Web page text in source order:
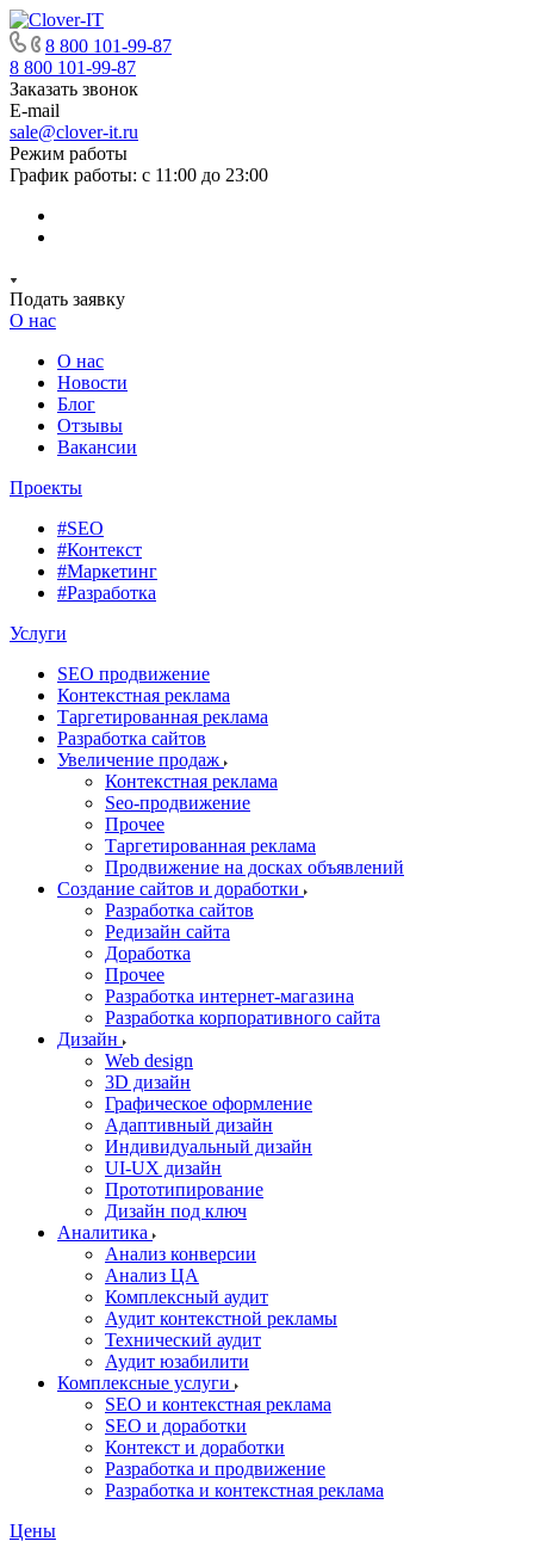
8 800 101-99-87
8 800 101-99-87
Заказать звонок
E-mail
sale@clover-it.ru
Режим работы
График работы: с 11:00 до 23:00
Подать заявку
О нас
О нас
Новости
Блог
Отзывы
Вакансии
Проекты
#SEO
#Контекст
#Маркетинг
#Разработка
Услуги
SEO продвижение
Контекстная реклама
Таргетированная реклама
Разработка сайтов
Увеличение продаж
Контекстная реклама
Seo-продвижение
Прочее
Таргетированная реклама
Продвижение на досках объявлений
Создание сайтов и доработки
Разработка сайтов
Редизайн сайта
Доработка
Прочее
Разработка интернет-магазина
Разработка корпоративного сайта
Дизайн
Web design
3D дизайн
Графическое оформление
Адаптивный дизайн
Индивидуальный дизайн
UI‑UX дизайн
Прототипирование
Дизайн под ключ
Аналитика
Анализ конверсии
Анализ ЦА
Комплексный аудит
Аудит контекстной рекламы
Технический аудит
Аудит юзабилити
Комплексные услуги
SEO и контекстная реклама
SEO и доработки
Контекст и доработки
Разработка и продвижение
Разработка и контекстная реклама
Цены